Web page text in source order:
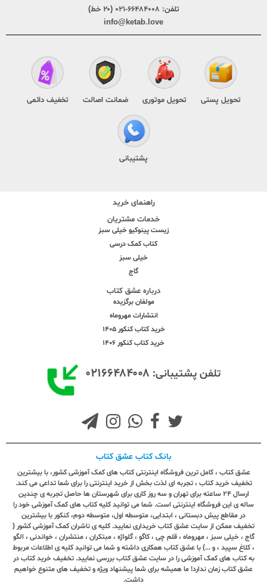
تلفن: ۶۶۴۸۴۰۰۸-۰۲۱ (۲۰ خط)
info@ketab.love
تحویل پستی تحویل موتوری ضمانت اصالت تخفیف دائمی
پشتیبانی
راهنمای خرید
خدمات مشتریان
زیست پینوکیو خیلی سبز
کتاب کمک درسی
خیلی سبز
گاج
درباره عشق کتاب
مولفان برگزیده
انتشارات مهروماه
خرید کتاب کنکور 1405
خرید کتاب کنکور 1406
تلفن پشتیبانی: ۰۲۱۶۶۴۸۴۰۰۸
بانک کتاب عشق کتاب
عشق کتاب ، کامل ترین فروشگاه اینترنتی کتاب های کمک آموزشی کشور، با بیشترین
تخفیف خرید کتاب ، تجربه ای لذت بخش از خرید اینترنتی را برای شما تداعی می کند.
ارسال ٢٤ ساعته برای تهران و سه روز کاری برای شهرستان ها حاصل تجربه ی چندین
ساله ی این فروشگاه اینترنتی است. شما می توانید کلیه کتاب های کمک آموزشی خود را
در مقاطع پیش دبستانی ، ابتدایی، متوسطه اول، متوسطه دوم، کنکور با بیشترین
تخفیف ممکن از سایت عشق کتاب خریداری نمایید. کلیه ی ناشران کمک آموزشی کشور (
گاج ، خیلی سبز ، مهروماه ، قلم چی ، کاگو ، گلواژه ، مبتکران ، منتشران ، خواندنی ، الگو
، کلاغ سپید ، و ...) با عشق کتاب همکاری داشته و شما می توانید کلیه ی اطلاعات مربوط
به کتاب های کمک آموزشی را در سایت عشق کتاب بررسی نمایید. تخفیف خرید کتاب در
عشق کتاب زمان ندارد! ما همیشه برای شما پیشنهاد ویژه و تخفیف های متنوع خواهیم
داشت.